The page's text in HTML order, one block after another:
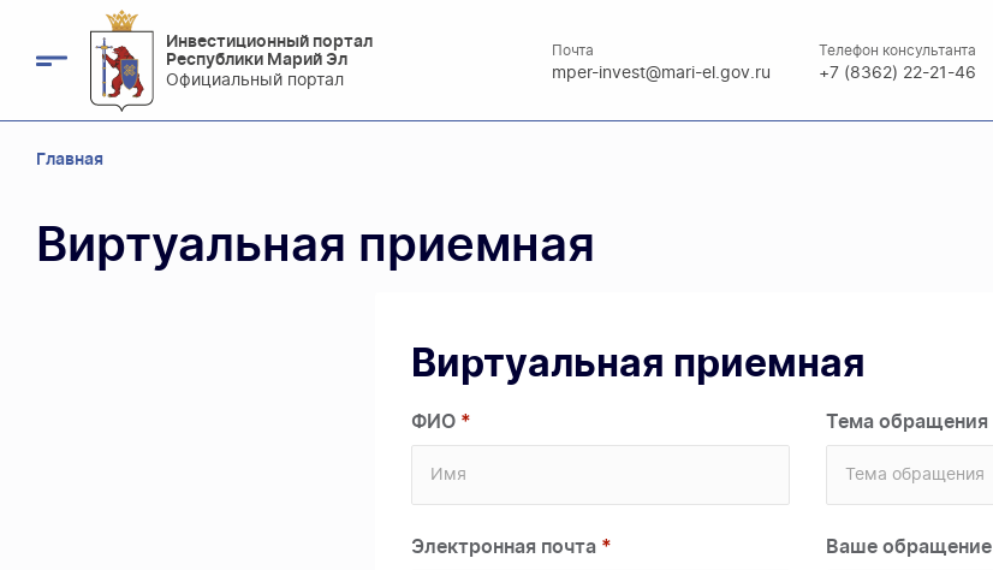
Инвестиционный портал
Республики Марий Эл
Официальный портал
Почта
mper-invest@mari-el.gov.ru
Телефон консультанта
+7 (8362) 22-21-46
Главная
Виртуальная приемная
Виртуальная приемная
ФИО
Электронная почта
Тема обращения
Ваше обращение